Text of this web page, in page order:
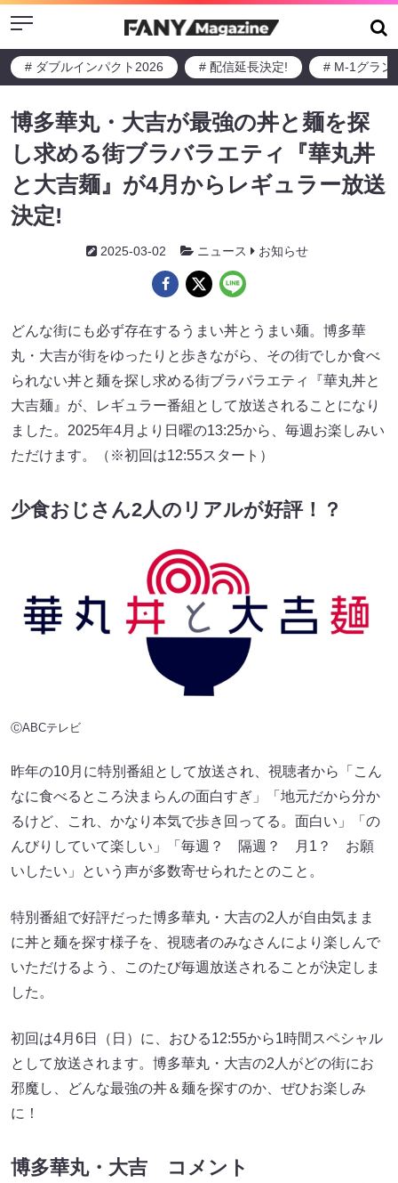
Menu
# ダブルインパクト2026 # 配信延長決定! # M-1グラン
博多華丸・大吉が最強の丼と麺を探
し求める街ブラバラエティ『華丸丼
と大吉麺』が4月からレギュラー放送
決定!
2025-03-02 ニュース お知らせ
どんな街にも必ず存在するうまい丼とうまい麺。博多華
丸・大吉が街をゆったりと歩きながら、その街でしか食べ
られない丼と麺を探し求める街ブラバラエティ『華丸丼と
大吉麺』が、レギュラー番組として放送されることになり
ました。2025年4月より日曜の13:25から、毎週お楽しみい
ただけます。（※初回は12:55スタート）
少食おじさん2人のリアルが好評！？
ⒸABCテレビ
昨年の10月に特別番組として放送され、視聴者から「こん
なに食べるところ決まらんの面白すぎ」「地元だから分か
るけど、これ、かなり本気で歩き回ってる。面白い」「の
んびりしていて楽しい」「毎週？ 隔週？ 月1？ お願
いしたい」という声が多数寄せられたとのこと。
特別番組で好評だった博多華丸・大吉の2人が自由気まま
に丼と麺を探す様子を、視聴者のみなさんにより楽しんで
いただけるよう、このたび毎週放送されることが決定しま
した。
初回は4月6日（日）に、おひる12:55から1時間スペシャル
として放送されます。博多華丸・大吉の2人がどの街にお
邪魔し、どんな最強の丼＆麺を探すのか、ぜひお楽しみ
に！
博多華丸・大吉 コメント